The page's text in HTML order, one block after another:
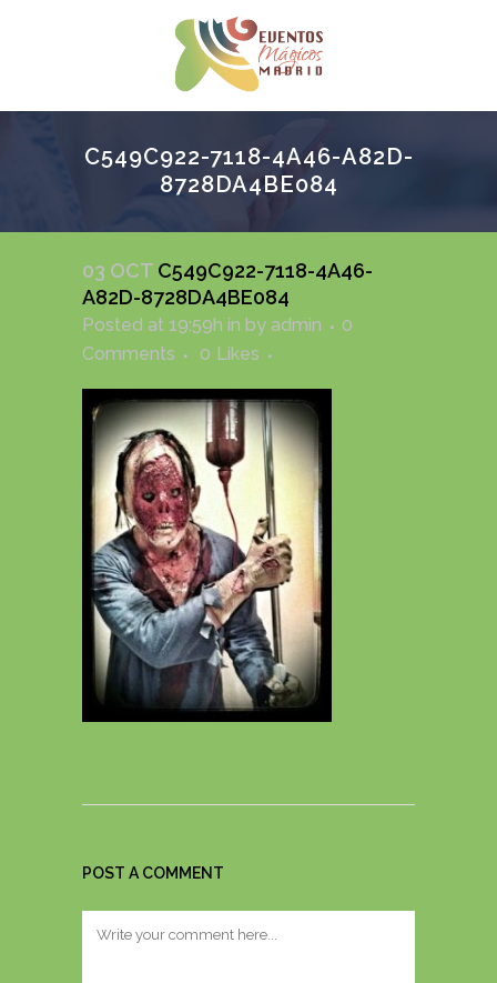
C549C922-7118-4A46-A82D-
8728DA4BE084
03 OCT C549C922-7118-4A46-
A82D-8728DA4BE084
Posted at 19:59h in by admin
0
Comments
0 Likes
POST A COMMENT